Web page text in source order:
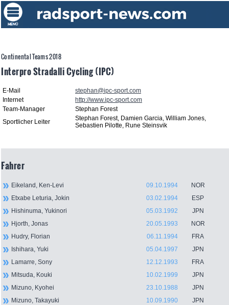
Continental Teams 2018
Interpro Stradalli Cycling (IPC)
E-Mail
stephan@ipc-sport.com
Internet
http://www.ipc-sport.com
Team-Manager
Stephan Forest
Sportlicher Leiter
Stephan Forest, Damien Garcia, William Jones,
Sebastien Pilotte, Rune Steinsvik
Fahrer
Eikeland, Ken-Levi 09.10.1994
NOR
Etxabe Leturia, Jokin
03.02.1994
ESP
Hishinuma, Yukinori
05.03.1992
JPN
Hjorth, Jonas
20.05.1993
NOR
Hudry, Florian
06.11.1994
FRA
Ishihara, Yuki
05.04.1997
JPN
Lamarre, Sony
12.12.1993
FRA
Mitsuda, Kouki
10.02.1999
JPN
Mizuno, Kyohei
23.10.1988
JPN
Mizuno, Takayuki
10.09.1990
JPN